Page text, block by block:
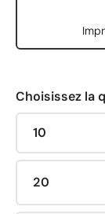
Choisissez la
10
20